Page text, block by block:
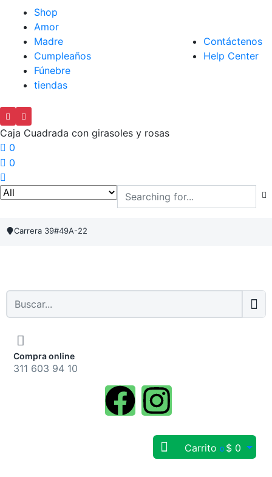
Shop
Amor
Madre
Cumpleaños
Fúnebre
tiendas
Contáctenos
Help Center
Caja Cuadrada con girasoles y rosas
0
0
Carrera 39#49A-22
Compra online
311 603 94 10
Carrito 0 $ 0